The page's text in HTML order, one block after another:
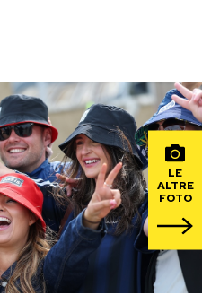
Europa
Altrecose
Mondiali calcio 2026
LE
ALTRE
FOTO